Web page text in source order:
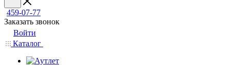
459-07-77
Заказать звонок
Войти
Каталог